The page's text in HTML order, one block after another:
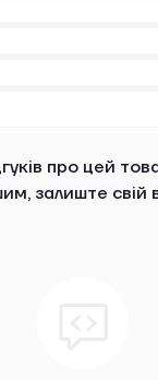
про цей
залиште свій